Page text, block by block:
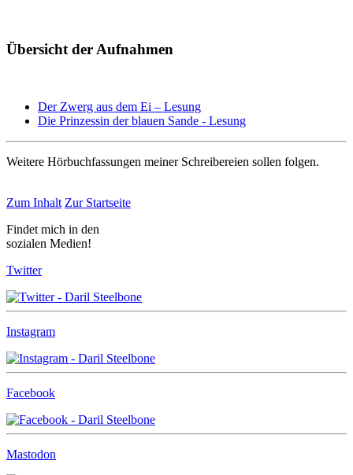
Übersicht der Aufnahmen
Der Zwerg aus dem Ei – Lesung
Die Prinzessin der blauen Sande - Lesung
Weitere Hörbuchfassungen meiner Schreibereien sollen folgen.
Zum Inhalt Zur Startseite
Findet mich in den
sozialen Medien!
Twitter
Instagram
Facebook
Mastodon